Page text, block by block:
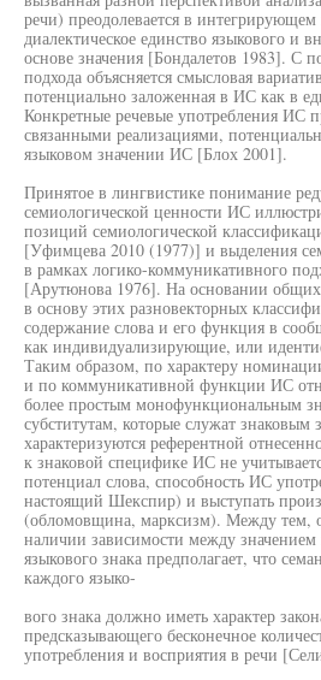
речи) преодолевается в
диалектическое единство языкового и
основе значения [Бондалетов 1983]. С
подхода объясняется смысловая
потенциально заложенная в ИС как в
Конкретные речевые употребления ИС
связанными реализациями,
языковом значении ИС [Блох 2001].
Принятое в лингвистике понимание
семиологической ценности ИС
позиций семиологической
[Уфимцева 2010 (1977)] и выделения
в рамках логико-коммуникативного
[Арутюнова 1976]. На основании
в основу этих разновекторных
содержание слова и его функция в
как индивидуализирующие, или
Таким образом, по характеру
и по коммуникативной функции ИС
более простым монофункциональным
субститутам, которые служат знаковым
характеризуются референтной
к знаковой специфике ИС не
потенциал слова, способность ИС
настоящий Шекспир) и выступать
(обломовщина, марксизм). Между тем,
наличии зависимости между
языкового знака предполагает, что
каждого языко-
вого знака должно иметь характер
предсказывающего бесконечное
употребления и восприятия в речи